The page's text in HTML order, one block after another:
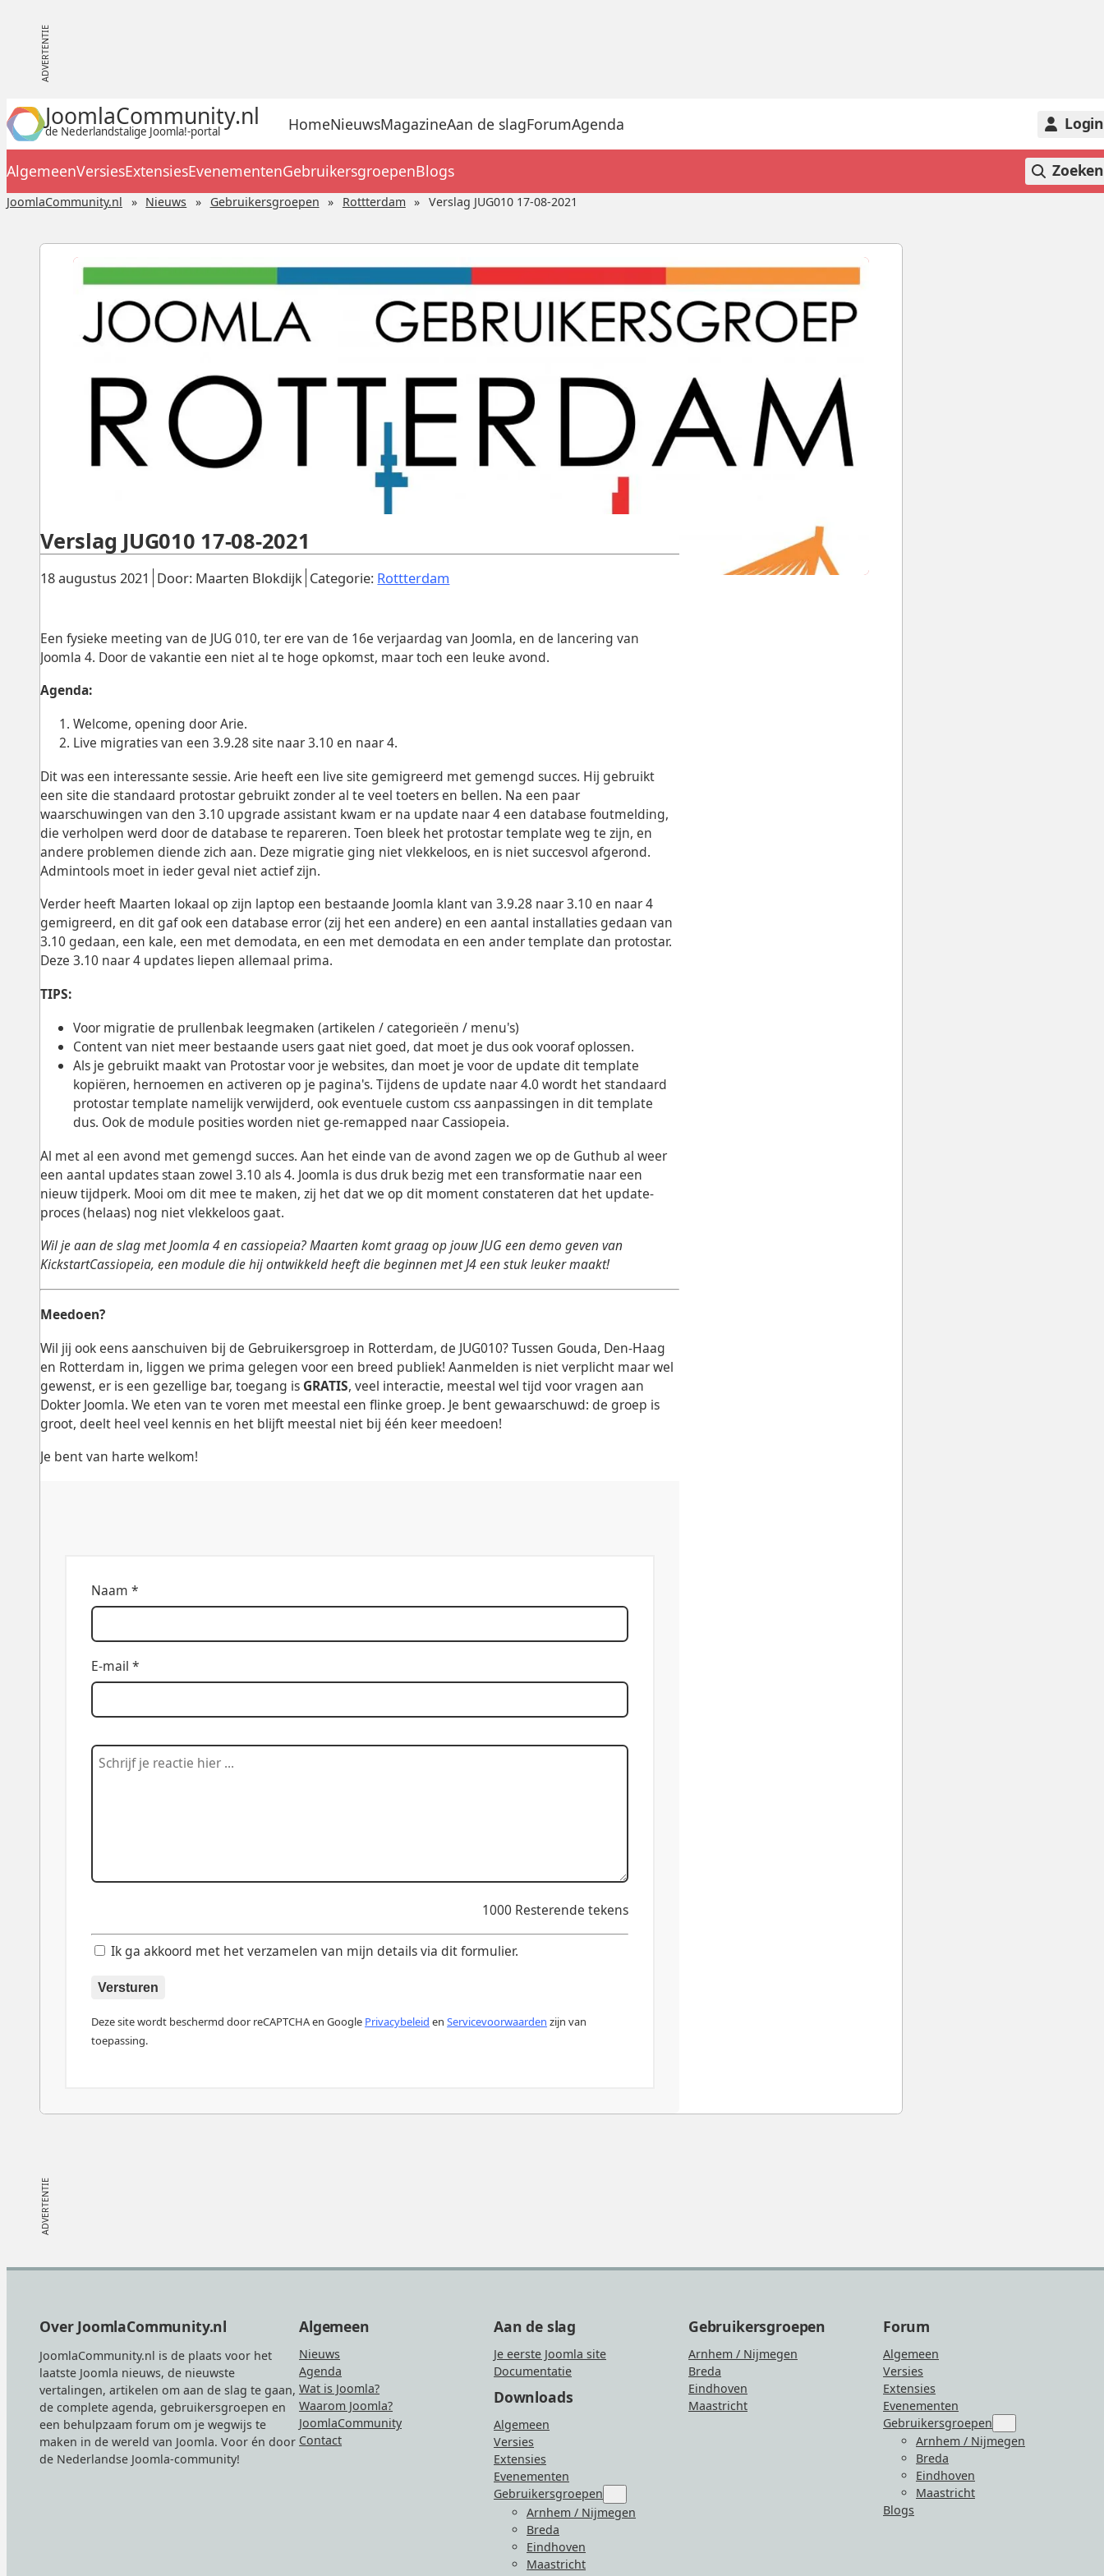
JoomlaCommunity.nl
de Nederlandstalige Joomla!-portal HomeNieuwsMagazineAan de slagForumAgenda Login
AlgemeenVersiesExtensiesEvenementenGebruikersgroepenBlogs Zoeken
JoomlaCommunity.nl Nieuws Gebruikersgroepen Rottterdam Verslag JUG010 17-08-2021
Gepubliceerd:
18 augustus 2021 Door: Maarten Blokdijk Categorie: Rottterdam
Verslag JUG010 17-08-2021
Een fysieke meeting van de JUG 010, ter ere van de 16e verjaardag van Joomla, en de lancering van
Joomla 4. Door de vakantie een niet al te hoge opkomst, maar toch een leuke avond.
Agenda:
Welcome, opening door Arie.
Live migraties van een 3.9.28 site naar 3.10 en naar 4.
Dit was een interessante sessie. Arie heeft een live site gemigreerd met gemengd succes. Hij gebruikt
een site die standaard protostar gebruikt zonder al te veel toeters en bellen. Na een paar
waarschuwingen van den 3.10 upgrade assistant kwam er na update naar 4 een database foutmelding,
die verholpen werd door de database te repareren. Toen bleek het protostar template weg te zijn, en
andere problemen diende zich aan. Deze migratie ging niet vlekkeloos, en is niet succesvol afgerond.
Admintools moet in ieder geval niet actief zijn.
Verder heeft Maarten lokaal op zijn laptop een bestaande Joomla klant van 3.9.28 naar 3.10 en naar 4
gemigreerd, en dit gaf ook een database error (zij het een andere) en een aantal installaties gedaan van
3.10 gedaan, een kale, een met demodata, en een met demodata en een ander template dan protostar.
Deze 3.10 naar 4 updates liepen allemaal prima.
TIPS:
Voor migratie de prullenbak leegmaken (artikelen / categorieën / menu's)
Content van niet meer bestaande users gaat niet goed, dat moet je dus ook vooraf oplossen.
Als je gebruikt maakt van Protostar voor je websites, dan moet je voor de update dit template
kopiëren, hernoemen en activeren op je pagina's. Tijdens de update naar 4.0 wordt het standaard
protostar template namelijk verwijderd, ook eventuele custom css aanpassingen in dit template
dus. Ook de module posities worden niet ge-remapped naar Cassiopeia.
Al met al een avond met gemengd succes. Aan het einde van de avond zagen we op de Guthub al weer
een aantal updates staan zowel 3.10 als 4. Joomla is dus druk bezig met een transformatie naar een
nieuw tijdperk. Mooi om dit mee te maken, zij het dat we op dit moment constateren dat het update-
proces (helaas) nog niet vlekkeloos gaat.
Wil je aan de slag met Joomla 4 en cassiopeia? Maarten komt graag op jouw JUG een demo geven van
KickstartCassiopeia, een module die hij ontwikkeld heeft die beginnen met J4 een stuk leuker maakt!
Meedoen?
Wil jij ook eens aanschuiven bij de Gebruikersgroep in Rotterdam, de JUG010? Tussen Gouda, Den-Haag
en Rotterdam in, liggen we prima gelegen voor een breed publiek! Aanmelden is niet verplicht maar wel
gewenst, er is een gezellige bar, toegang is GRATIS, veel interactie, meestal wel tijd voor vragen aan
Dokter Joomla. We eten van te voren met meestal een flinke groep. Je bent gewaarschuwd: de groep is
groot, deelt heel veel kennis en het blijft meestal niet bij één keer meedoen!
Je bent van harte welkom!
Naam *
E-mail *
1000 Resterende tekens
Ik ga akkoord met het verzamelen van mijn details via dit formulier.
Versturen
Deze site wordt beschermd door reCAPTCHA en Google Privacybeleid enServicevoorwaarden zijn van
toepassing.
Over JoomlaCommunity.nl
JoomlaCommunity.nl is de plaats voor het
laatste Joomla nieuws, de nieuwste
vertalingen, artikelen om aan de slag te gaan,
de complete agenda, gebruikersgroepen en
een behulpzaam forum om je wegwijs te
maken in de wereld van Joomla. Voor én door
de Nederlandse Joomla-community!
Algemeen
Nieuws
Agenda
Wat is Joomla?
Waarom Joomla?
JoomlaCommunity
Contact
Aan de slag
Je eerste Joomla site
Documentatie
Downloads
Algemeen
Versies
Extensies
Evenementen
Gebruikersgroepen
for
“Gebruikersgroepen”
Arnhem / Nijmegen
Breda
Eindhoven
Maastricht
Gebruikersgroepen
Arnhem / Nijmegen
Breda
Eindhoven
Maastricht
Forum
Algemeen
Versies
Extensies
Evenementen
Gebruikersgroepen
for
Arnhem / Nijmegen
Breda
Eindhoven
Maastricht
Blogs